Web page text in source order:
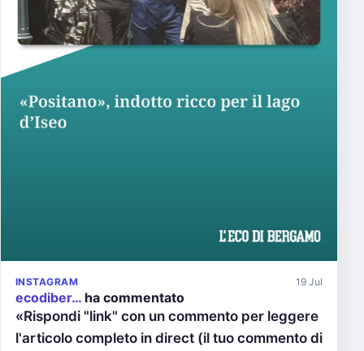
INSTAGRAM 19 Jul
ecodiber… ha commentato
«Rispondi "link" con un commento per leggere
l'articolo completo in direct (il tuo commento di